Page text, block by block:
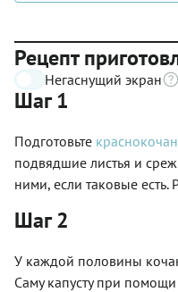
Рецепт
Негаснущий экран
Шаг 1
Подготовьте
подвядшие листья и
ними, если таковые есть.
Шаг 2
У каждой половины
Саму капусту при